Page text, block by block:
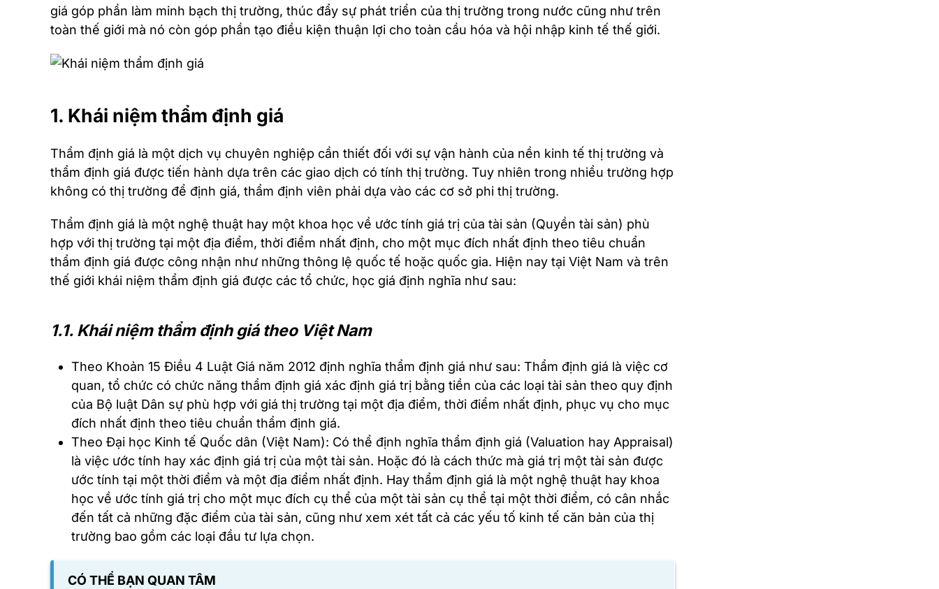
giá góp phần làm minh bạch thị trường, thúc đẩy sự phát triển của thị trường trong nước cũng như trên
toàn thế giới mà nó còn góp phần tạo điều kiện thuận lợi cho toàn cầu hóa và hội nhập kinh tế thế giới.
1. Khái niệm thẩm định giá
Thẩm định giá là một dịch vụ chuyên nghiệp cần thiết đối với sự vận hành của nền kinh tế thị trường và
thẩm định giá được tiến hành dựa trên các giao dịch có tính thị trường. Tuy nhiên trong nhiều trường hợp
không có thị trường để định giá, thẩm định viên phải dựa vào các cơ sở phi thị trường.
Thẩm định giá là một nghệ thuật hay một khoa học về ước tính giá trị của tài sản (Quyền tài sản) phù
hợp với thị trường tại một địa điểm, thời điểm nhất định, cho một mục đích nhất định theo tiêu chuẩn
thẩm định giá được công nhận như những thông lệ quốc tế hoặc quốc gia. Hiện nay tại Việt Nam và trên
thế giới khái niệm thẩm định giá được các tổ chức, học giá định nghĩa như sau:
1.1. Khái niệm thẩm định giá theo Việt Nam
Theo Khoản 15 Điều 4 Luật Giá năm 2012 định nghĩa thẩm định giá như sau: Thẩm định giá là việc cơ
quan, tổ chức có chức năng thẩm định giá xác định giá trị bằng tiền của các loại tài sản theo quy định
của Bộ luật Dân sự phù hợp với giá thị trường tại một địa điểm, thời điểm nhất định, phục vụ cho mục
đích nhất định theo tiêu chuẩn thẩm định giá.
Theo Đại học Kinh tế Quốc dân (Việt Nam): Có thể định nghĩa thẩm định giá (Valuation hay Appraisal)
là việc ước tính hay xác định giá trị của một tài sản. Hoặc đó là cách thức mà giá trị một tài sản được
ước tính tại một thời điểm và một địa điểm nhất định. Hay thẩm định giá là một nghệ thuật hay khoa
học về ước tính giá trị cho một mục đích cụ thể của một tài sản cụ thể tại một thời điểm, có cân nhắc
đến tất cả những đặc điểm của tài sản, cũng như xem xét tất cả các yếu tố kinh tế căn bản của thị
trường bao gồm các loại đầu tư lựa chọn.
CÓ THỂ BẠN QUAN TÂM